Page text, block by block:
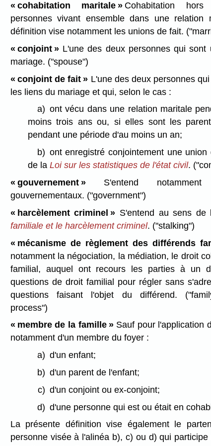
« cohabitation maritale » Cohabitation
personnes vivant ensemble dans une relation
définition vise notamment les unions de fait.
« conjoint »L'une des deux personnes qui sont
mariage. ("spouse")
« conjoint de fait » L'une des deux personnes
les liens du mariage et qui, selon le cas :
a) ont vécu dans une relation maritale
moins trois ans ou, si elles sont les
pendant une période d'au moins un an;
b) ont enregistré conjointement une
de la Loi sur les statistiques de l'état civil.
« gouvernement »S'entend notamment
gouvernementaux. ("government")
« harcèlement criminel » S'entend au sens de
familiale et le harcèlement criminel. ("stalking")
« mécanisme de règlement des différends
notamment la négociation, la médiation, le droit
familial, auquel ont recours les parties à un
questions de droit familial pour régler sans
questions faisant l'objet du différend.
process")
« membre de la famille » Sauf pour l'application
notamment d'un membre du foyer :
a) d'un enfant;
b) d'un parent de l'enfant;
c) d'un conjoint ou ex-conjoint;
d) d'une personne qui est ou était en
La présente définition vise également le
personne visée à l'alinéa b), c) ou d) qui